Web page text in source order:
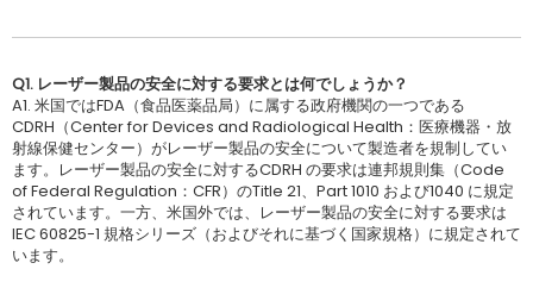
Q1. レーザー製品の安全に対する要求とは何でしょうか？
A1. 米国ではFDA（食品医薬品局）に属する政府機関の一つである
CDRH（Center for Devices and Radiological Health：医療機器・放
射線保健センター）がレーザー製品の安全について製造者を規制してい
ます。レーザー製品の安全に対するCDRH の要求は連邦規則集（Code
of Federal Regulation：CFR）のTitle 21、Part 1010 および1040 に規定
されています。一方、米国外では、レーザー製品の安全に対する要求は
IEC 60825-1 規格シリーズ（およびそれに基づく国家規格）に規定されて
います。